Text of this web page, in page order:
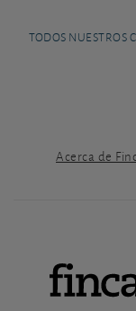
TODOS NUESTROS
Acerca de